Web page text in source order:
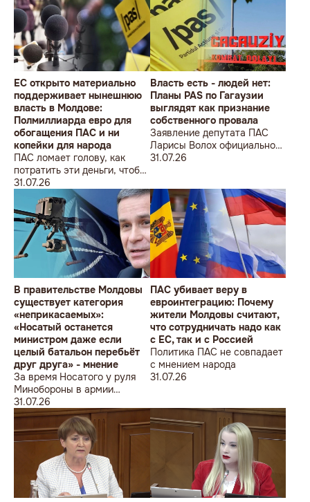
ÎMPOTRIVA MOLDOVEI!
Lecțiile istoriei și provocările
prezentului (la împlinirea a
550 de ani de la bătălia de la
Războieni)
ЕС открыто материально
поддерживает нынешнюю
власть в Молдове:
Полмиллиарда евро для
обогащения ПАС и ни
копейки для народа
ПАС ломает голову, как
потратить эти деньги, чтобы
оппозиция меньше ворчала,
ведь полмиллиарда
незаметно в карман не
положишь
31.07.26
Власть есть - людей нет:
Планы PAS по Гагаузии
выглядят как признание
собственного провала
Заявление депутата ПАС
Ларисы Волох официально
подтвердило провал
Молдовы
31.07.26
В правительстве Молдовы
существует категория
«неприкасаемых»:
«Носатый останется
министром даже если
целый батальон перебьёт
друг друга» - мнение
За время Носатого у руля
Минобороны в армии
погибли 9 человек в мирное
время, включая
несовершеннолетнего
юношу
31.07.26
ПАС убивает веру в
евроинтеграцию: Почему
жители Молдовы считают,
что сотрудничать надо как
с ЕС, так и с Россией
Политика ПАС не совпадает
с мнением народа
31.07.26